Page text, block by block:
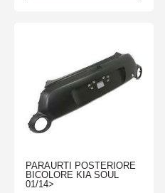
PARAURTI POSTERIORE
BICOLORE KIA SOUL
01/14>